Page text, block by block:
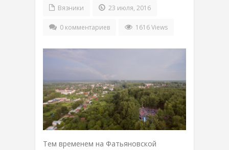
Вязники 23 июля, 2016
0 комментариев 1616 Views
Тем временем на Фатьяновской